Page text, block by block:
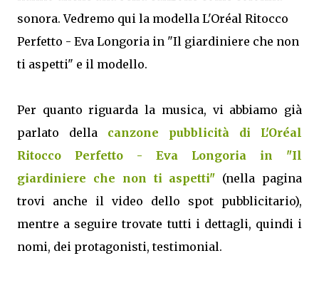
sonora. Vedremo qui la modella L'Oréal Ritocco
Perfetto - Eva Longoria in "Il giardiniere che non
ti aspetti" e il modello.
Per quanto riguarda la musica, vi abbiamo già
parlato della canzone pubblicità di L'Oréal
Ritocco Perfetto - Eva Longoria in "Il
giardiniere che non ti aspetti" (nella pagina
trovi anche il video dello spot pubblicitario),
mentre a seguire trovate tutti i dettagli, quindi i
nomi, dei protagonisti, testimonial.